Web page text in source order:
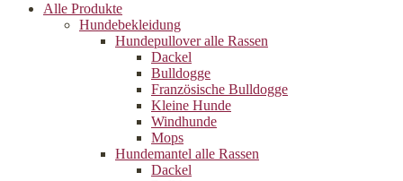
Alle Produkte
Hundebekleidung
Hundepullover alle Rassen
Dackel
Bulldogge
Französische Bulldogge
Kleine Hunde
Windhunde
Mops
Hundemantel alle Rassen
Dackel